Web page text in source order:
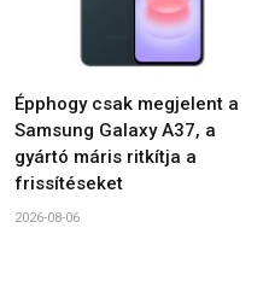
Épphogy csak megjelent a
Samsung Galaxy A37, a
gyártó máris ritkítja a
frissítéseket
2026-08-06